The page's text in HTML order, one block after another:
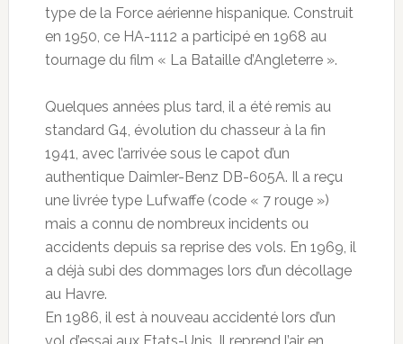
type de la Force aérienne hispanique. Construit
en 1950, ce HA-1112 a participé en 1968 au
tournage du film « La Bataille d’Angleterre ».
Quelques années plus tard, il a été remis au
standard G4, évolution du chasseur à la fin
1941, avec l’arrivée sous le capot d’un
authentique Daimler-Benz DB-605A. Il a reçu
une livrée type Lufwaffe (code « 7 rouge »)
mais a connu de nombreux incidents ou
accidents depuis sa reprise des vols. En 1969, il
a déjà subi des dommages lors d’un décollage
au Havre.
En 1986, il est à nouveau accidenté lors d’un